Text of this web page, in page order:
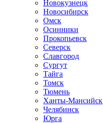
Новокузнецк
Новосибирск
Омск
Осинники
Прокопьевск
Северск
Славгород
Сургут
Тайга
Томск
Тюмень
Ханты-Мансийск
Челябинск
Юрга